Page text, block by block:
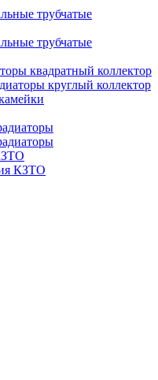
трубчатые
трубчатые
квадратный коллектор
круглый коллектор
КЗТО